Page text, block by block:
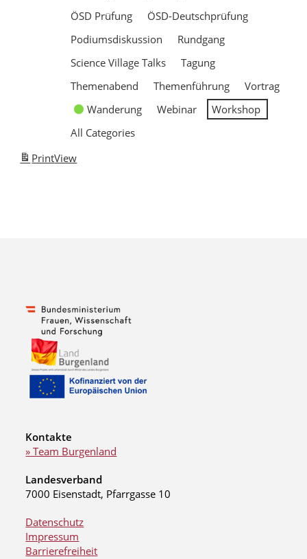
ÖSD Prüfung
ÖSD-Deutschprüfung
Podiumsdiskussion
Rundgang
Science Village Talks
Tagung
Themenabend
Themenführung
Vortrag
Wanderung
Webinar
Workshop
All Categories
PrintView
Kontakte
» Team Burgenland
Landesverband
7000 Eisenstadt, Pfarrgasse 10
Datenschutz
Impressum
Barrierefreiheit